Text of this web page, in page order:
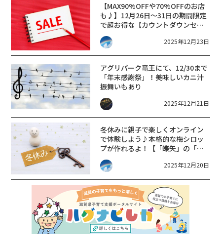
【MAX90%OFFや70%OFFのお店
も♪】12月26日〜31日の期間限定
で超お得な【カウントダウンセー
ル】が開催！【ピエリ守山】
2025年12月23日
アグリパーク竜王にて、12/30まで
「年末感謝祭」！美味しいカニ汁
振舞いもあり
2025年12月21日
冬休みに親子で楽しくオンライン
で体験しよう♪本格的な梅シロッ
プが作れるよ！【「蝶矢」の「冬
休み子どもオンライン梅体験」】
2025年12月20日